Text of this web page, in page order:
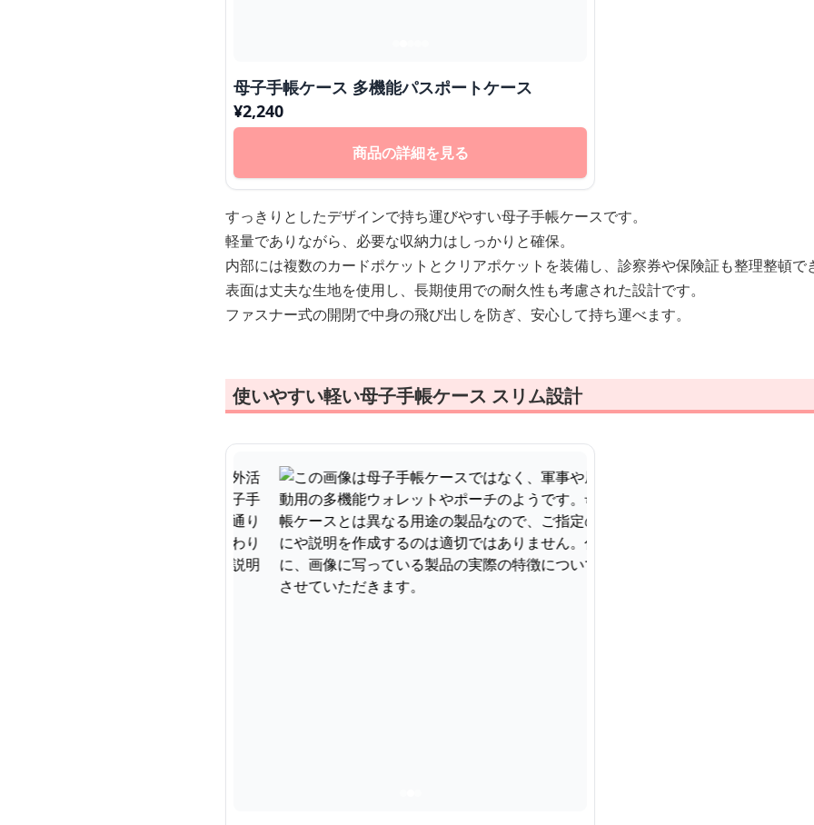
母子手帳ケース 多機能パスポートケース
¥2,240
商品の詳細を見る
すっきりとしたデザインで持ち運びやすい母子手帳ケースです。
軽量でありながら、必要な収納力はしっかりと確保。
内部には複数のカードポケットとクリアポケットを装備し、診察券や保険証も整理整頓で
表面は丈夫な生地を使用し、長期使用での耐久性も考慮された設計です。
ファスナー式の開閉で中身の飛び出しを防ぎ、安心して持ち運べます。
使いやすい軽い母子手帳ケース スリム設計